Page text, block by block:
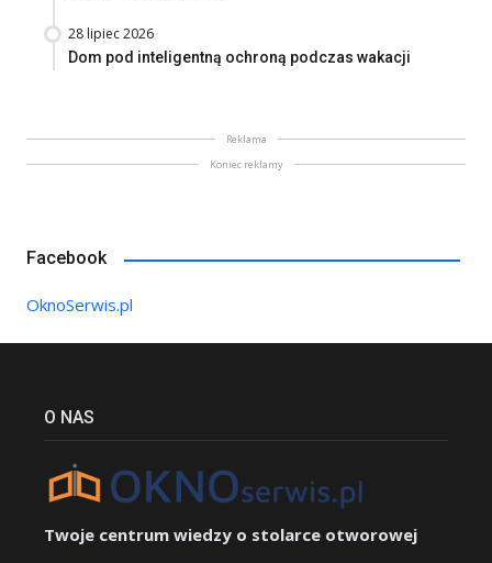
28 lipiec 2026
Dom pod inteligentną ochroną podczas wakacji
Reklama
Koniec reklamy
Facebook
OknoSerwis.pl
O NAS
Twoje centrum wiedzy o stolarce otworowej